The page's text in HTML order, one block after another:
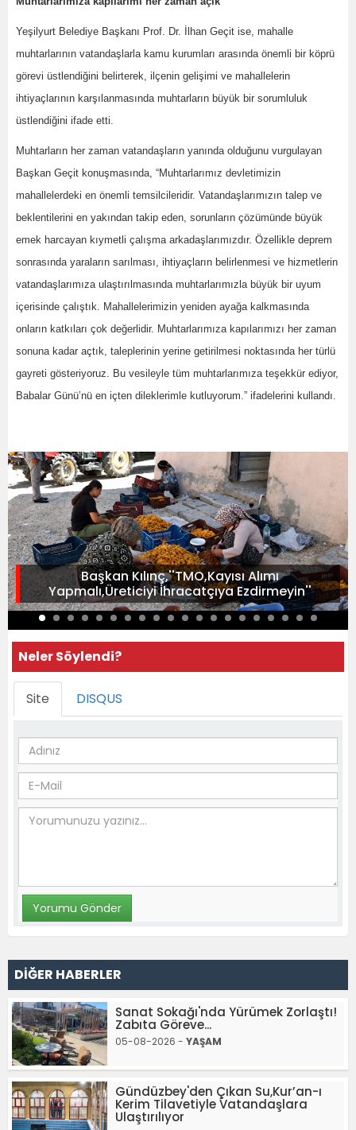
Yeşilyurt Belediye Başkanı Prof. Dr. İlhan Geçit ise, mahalle
muhtarlarının vatandaşlarla kamu kurumları arasında önemli bir köprü
görevi üstlendiğini belirterek, ilçenin gelişimi ve mahallelerin
ihtiyaçlarının karşılanmasında muhtarların büyük bir sorumluluk
üstlendiğini ifade etti.
Muhtarların her zaman vatandaşların yanında olduğunu vurgulayan
Başkan Geçit konuşmasında, “Muhtarlarımız devletimizin
mahallelerdeki en önemli temsilcileridir. Vatandaşlarımızın talep ve
beklentilerini en yakından takip eden, sorunların çözümünde büyük
emek harcayan kıymetli çalışma arkadaşlarımızdır. Özellikle deprem
sonrasında yaraların sarılması, ihtiyaçların belirlenmesi ve hizmetlerin
vatandaşlarımıza ulaştırılmasında muhtarlarımızla büyük bir uyum
içerisinde çalıştık. Mahallelerimizin yeniden ayağa kalkmasında
onların katkıları çok değerlidir. Muhtarlarımıza kapılarımızı her zaman
sonuna kadar açtık, taleplerinin yerine getirilmesi noktasında her türlü
gayreti gösteriyoruz. Bu vesileyle tüm muhtarlarımıza teşekkür ediyor,
Babalar Günü’nü en içten dileklerimle kutluyorum.” ifadelerini kullandı.
Başkan Kılınç,''TMO,Kayısı Alımı
Yapmalı,Üreticiyi İhracatçıya Ezdirmeyin''
Neler Söylendi?
Site DISQUS
DİĞER HABERLER
Sanat Sokağı'nda Yürümek Zorlaştı!
Zabıta Göreve...
05-08-2026 - YAŞAM
Gündüzbey'den Çıkan Su,Kur’an-ı
Kerim Tilavetiyle Vatandaşlara
Ulaştırılıyor